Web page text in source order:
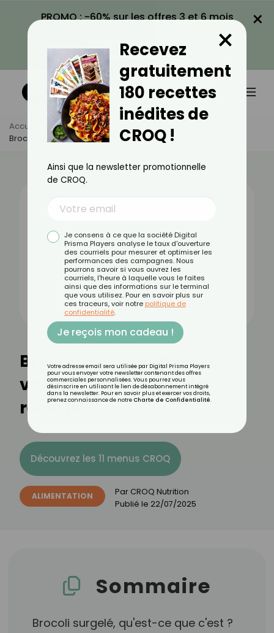
PROMO : -60% sur les offres 3 et 6 mois
VOIR LA PROMO
×
Accueil Actus
Alimentation
Brocoli Surgelé : Bienfaits, Valeurs Nutritionnelles Et Recettes
Brocoli surgelé : bienfaits,
valeurs nutritionnelles et
recettes
Découvrez les 11 menus CROQ
ALIMENTATION Par CROQ Nutrition
Publié le 22/07/2025
Sommaire
Brocoli surgelé, qu'est-ce que c'est ?
Recevez
gratuitement
180 recettes
inédites de
CROQ !
×
Ainsi que la newsletter promotionnelle
de CROQ.
Je consens à ce que la société Digital
Prisma Players analyse le taux d'ouverture
des courriels pour mesurer et optimiser les
performances des campagnes. Nous
pourrons savoir si vous ouvrez les
courriels, l'heure à laquelle vous le faites
ainsi que des informations sur le terminal
que vous utilisez. Pour en savoir plus sur
ces traceurs, voir notre politique de
confidentialité.
Je reçois mon cadeau !
Votre adresse email sera utilisée par Digital Prisma Players
pour vous envoyer votre newsletter contenant des offres
commerciales personnalisées. Vous pourrez vous
désinscrire en utilisant le lien de désabonnement intégré
dans la newsletter. Pour en savoir plus et exercer vos droits,
prenez connaissance de notre Charte de Confidentialité.